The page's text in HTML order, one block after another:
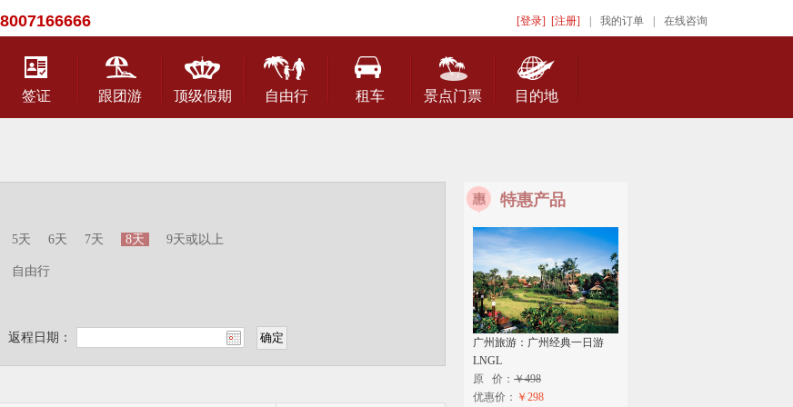
8007166666 [登录] [注册] 我的订单 在线咨询
签证 跟团游 顶级假期 自由行 租车 景点门票 目的地
5天 6天 7天 8天 9天或以上
自由行
返程日期：
特惠产品
广州旅游：广州经典一日游
LNGL
原 价： ￥498
优惠价： ￥298